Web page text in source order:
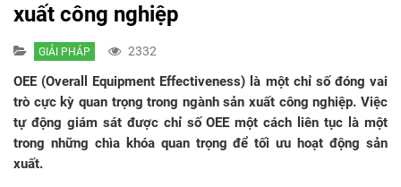
xuất công nghiệp
GIẢI PHÁP 2332
OEE (Overall Equipment Effectiveness) là một chỉ số đóng vai
trò cực kỳ quan trọng trong ngành sản xuất công nghiệp. Việc
tự động giám sát được chỉ số OEE một cách liên tục là một
trong những chìa khóa quan trọng để tối ưu hoạt động sản
xuất.